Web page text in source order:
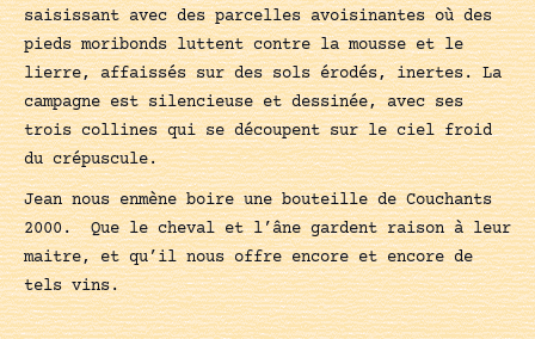
saisissant avec des parcelles avoisinantes où des
pieds moribonds luttent contre la mousse et le
lierre, affaissés sur des sols érodés, inertes. La
campagne est silencieuse et dessinée, avec ses
trois collines qui se découpent sur le ciel froid
du crépuscule.
Jean nous enmène boire une bouteille de Couchants
2000. Que le cheval et l’âne gardent raison à leur
maitre, et qu’il nous offre encore et encore de
tels vins.